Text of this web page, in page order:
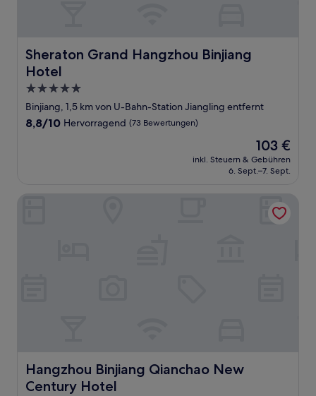
Sheraton Grand Hangzhou Binjiang
Hotel
Sheraton Grand Hangzhou Binjiang Hotel
5.0-
Sterne-
Unterkunft
Binjiang, 1,5 km von U-Bahn-Station Jiangling entfernt
8.8
8,8/10 Hervorragend (73 Bewertungen)
Der
Preis
beträgt
103 €
inkl. Steuern & Gebühren
6. Sept.–7. Sept.
Hangzhou Binjiang Qianchao New
Century Hotel
Hangzhou Binjiang Qianchao New Century Hotel